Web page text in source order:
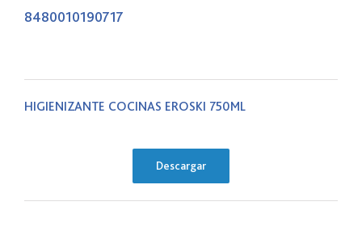
8480010190717
HIGIENIZANTE COCINAS EROSKI 750ML
Descargar